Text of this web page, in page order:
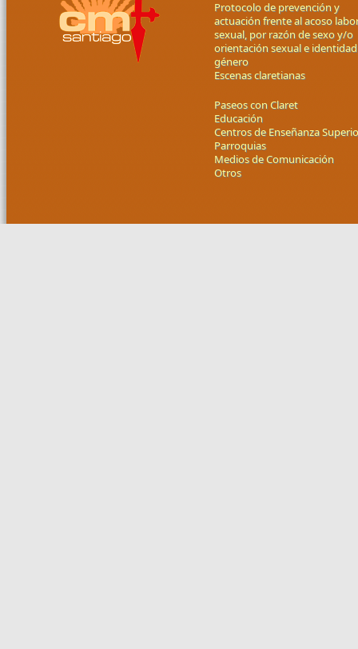
Protocolo de prevención y
actuación frente al acoso
sexual, por razón de sexo y/o
orientación sexual e
género
Escenas claretianas
Paseos con Claret
Educación
Centros de Enseñanza
Parroquias
Medios de Comunicación
Otros